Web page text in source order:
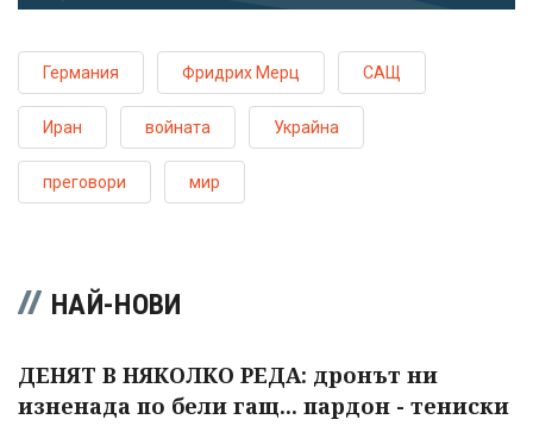
Германия Фридрих Мерц САЩ
Иран войната Украйна
преговори мир
НАЙ-НОВИ
ДЕНЯТ В НЯКОЛКО РЕДА: дронът ни
изненада по бели гащ... пардон - тениски